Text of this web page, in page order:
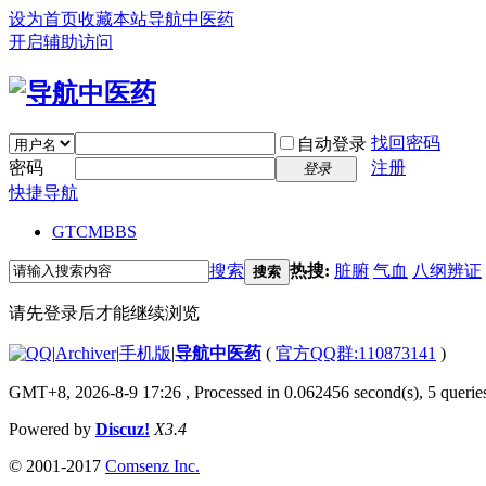
设为首页收藏本站导航中医药
开启辅助访问
自动登录 找回密码
密码
登录
注册
快捷导航
GTCMBBS
搜索 搜索 热搜: 脏腑 气血 八纲辨证
请先登录后才能继续浏览
|Archiver|手机版|导航中医药 ( 官方QQ群:110873141 )
GMT+8, 2026-8-9 17:26 , Processed in 0.062456 second(s), 5
Powered by Discuz! X3.4
© 2001-2017 Comsenz Inc.